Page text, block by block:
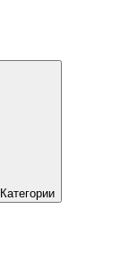
Категории